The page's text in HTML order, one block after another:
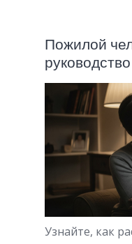
Пожилой
Узнайте, как